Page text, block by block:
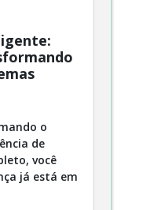
o
de
você
já está em